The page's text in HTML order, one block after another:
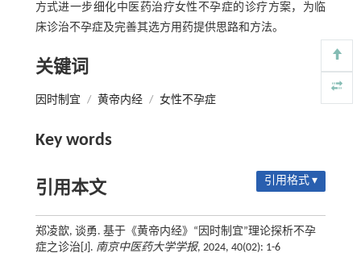
方式进一步细化中医药治疗女性不孕症的诊疗方案，为临
床诊治不孕症及完善其选方用药提供思路和方法。
关键词
因时制宜 / 黄帝内经 / 女性不孕症
Key words
引用本文 引用格式 ▾
郑凌歆, 谈勇. 基于《黄帝内经》“因时制宜”理论探析不孕
症之诊治[J]. 南京中医药大学学报, 2024, 40(02): 1-6